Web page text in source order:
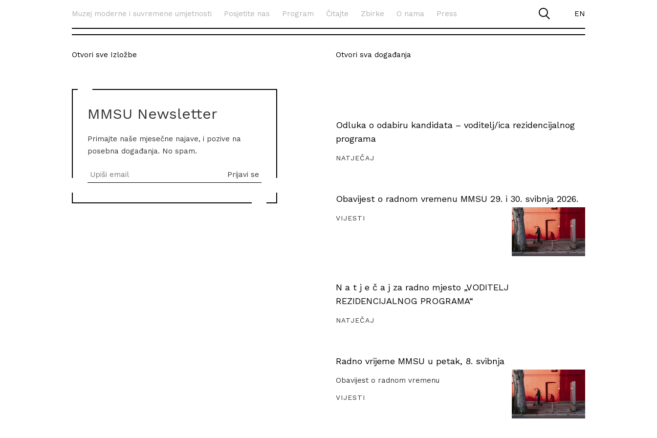
Muzej moderne i suvremene umjetnosti Posjetite nas Program Čitajte Zbirke O nama Press EN
Otvori sve Izložbe
MMSU Newsletter
Primajte naše mjesečne najave, i pozive na
posebna događanja. No spam.
Otvori sva događanja
Odluka o odabiru kandidata – voditelj/ica rezidencijalnog
programa
NATJEČAJ
Obavijest o radnom vremenu MMSU 29. i 30. svibnja 2026.
VIJESTI
N a t j e č a j za radno mjesto „VODITELJ
REZIDENCIJALNOG PROGRAMA“
NATJEČAJ
Radno vrijeme MMSU u petak, 8. svibnja
Obavijest o radnom vremenu
VIJESTI